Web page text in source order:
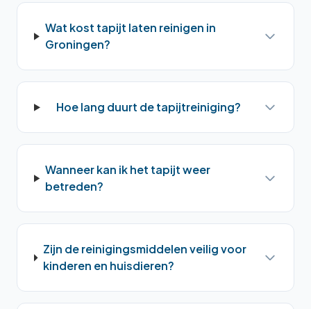
Wat kost tapijt laten reinigen in
Groningen?
Hoe lang duurt de tapijtreiniging?
Wanneer kan ik het tapijt weer
betreden?
Zijn de reinigingsmiddelen veilig voor
kinderen en huisdieren?